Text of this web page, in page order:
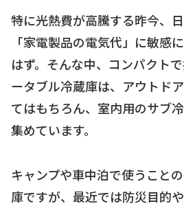
特に光熱費が高騰する昨今、
「家電製品の電気代」に敏感
はず。そんな中、コンパクト
ータブル冷蔵庫は、アウトド
てはもちろん、室内用のサブ
集めています。
キャンプや車中泊で使うこと
庫ですが、最近では防災目的